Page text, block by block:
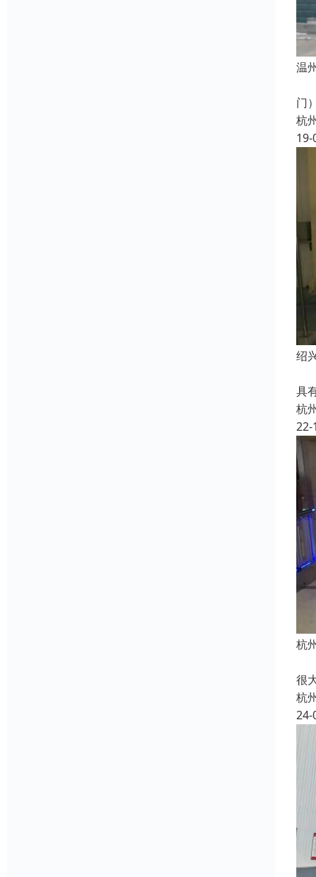
温
门
杭
19-
绍
具
杭
22-
杭
很
杭
24-